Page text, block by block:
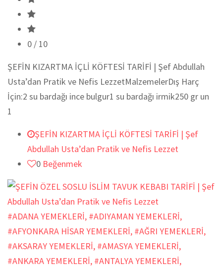
0 / 10
ŞEFİN KIZARTMA İÇLİ KÖFTESİ TARİFİ | Şef Abdullah
Usta’dan Pratik ve Nefis LezzetMalzemelerDış Harç
İçin:2 su bardağı ince bulgur1 su bardağı irmik250 gr un
1
ŞEFİN KIZARTMA İÇLİ KÖFTESİ TARİFİ | Şef
Abdullah Usta’dan Pratik ve Nefis Lezzet
0 Beğenmek
#ADANA YEMEKLERİ, #ADIYAMAN YEMEKLERİ,
#AFYONKARA HİSAR YEMEKLERİ, #AĞRI YEMEKLERİ,
#AKSARAY YEMEKLERİ, #AMASYA YEMEKLERİ,
#ANKARA YEMEKLERİ, #ANTALYA YEMEKLERİ,